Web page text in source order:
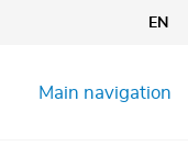
EN
Main navigation